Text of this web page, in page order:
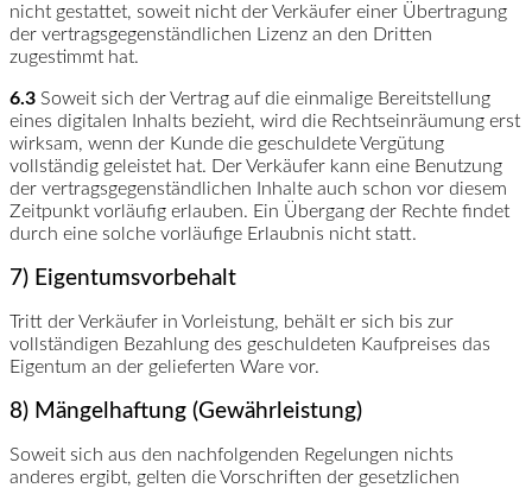
nicht gestattet, soweit nicht der Verkäufer einer Übertragung
der vertragsgegenständlichen Lizenz an den Dritten
zugestimmt hat.
6.3 Soweit sich der Vertrag auf die einmalige Bereitstellung
eines digitalen Inhalts bezieht, wird die Rechtseinräumung erst
wirksam, wenn der Kunde die geschuldete Vergütung
vollständig geleistet hat. Der Verkäufer kann eine Benutzung
der vertragsgegenständlichen Inhalte auch schon vor diesem
Zeitpunkt vorläufig erlauben. Ein Übergang der Rechte findet
durch eine solche vorläufige Erlaubnis nicht statt.
7) Eigentumsvorbehalt
Tritt der Verkäufer in Vorleistung, behält er sich bis zur
vollständigen Bezahlung des geschuldeten Kaufpreises das
Eigentum an der gelieferten Ware vor.
8) Mängelhaftung (Gewährleistung)
Soweit sich aus den nachfolgenden Regelungen nichts
anderes ergibt, gelten die Vorschriften der gesetzlichen